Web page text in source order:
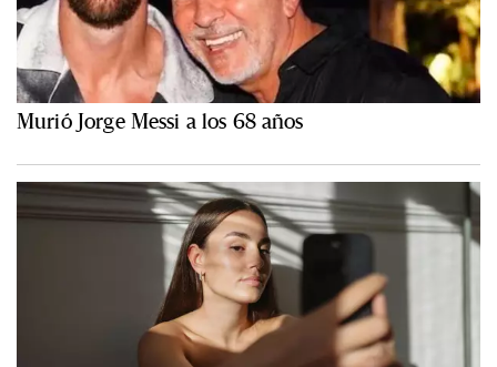
Murió Jorge Messi a los 68 años